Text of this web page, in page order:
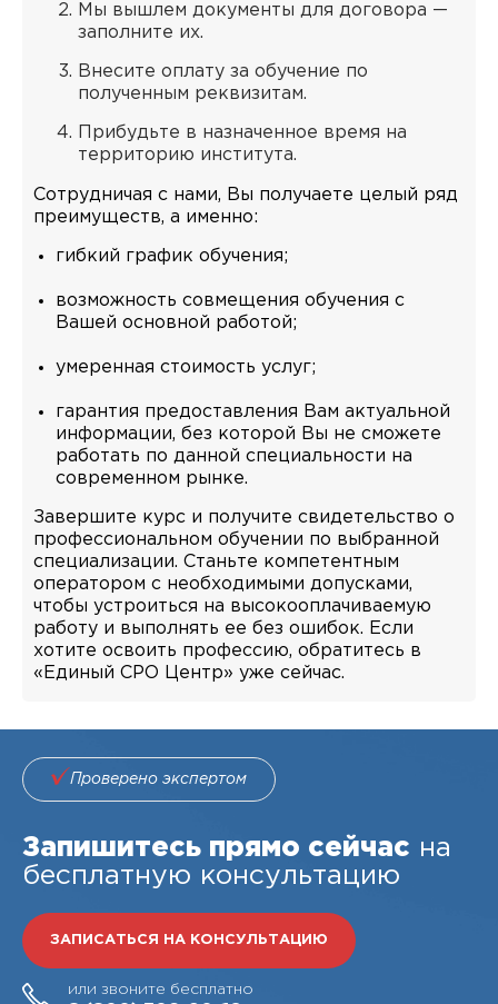
Мы вышлем документы для договора —
заполните их.
Внесите оплату за обучение по
полученным реквизитам.
Прибудьте в назначенное время на
территорию института.
Сотрудничая с нами, Вы получаете целый ряд
преимуществ, а именно:
гибкий график обучения;
возможность совмещения обучения с
Вашей основной работой;
умеренная стоимость услуг;
гарантия предоставления Вам актуальной
информации, без которой Вы не сможете
работать по данной специальности на
современном рынке.
Завершите курс и получите свидетельство о
профессиональном обучении по выбранной
специализации. Станьте компетентным
оператором с необходимыми допусками,
чтобы устроиться на высокооплачиваемую
работу и выполнять ее без ошибок. Если
хотите освоить профессию, обратитесь в
«Единый СРО Центр» уже сейчас.
Проверено экспертом
Запишитесь прямо сейчас на
бесплатную консультацию
ЗАПИСАТЬСЯ НА КОНСУЛЬТАЦИЮ
или звоните бесплатно